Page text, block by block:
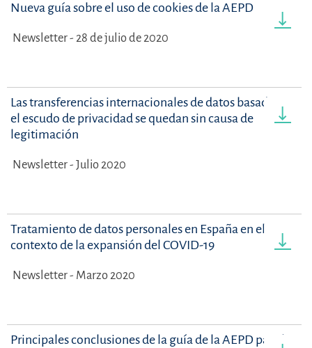
Nueva guía sobre el uso de cookies de la AEPD
Newsletter - 28 de julio de 2020
Las transferencias internacionales de datos basadas en
el escudo de privacidad se quedan sin causa de
legitimación
Newsletter - Julio 2020
Tratamiento de datos personales en España en el
contexto de la expansión del COVID-19
Newsletter - Marzo 2020
Principales conclusiones de la guía de la AEPD para la